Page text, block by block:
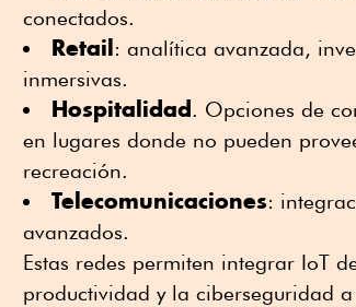
conectados.
Retail : analítica avanzada,
inmersivas.
Hospitalidad . Opciones de
en lugares donde no pueden
recreación.
Telecomunicaciones:
avanzados.
Estas redes permiten integrar IoT
productividad y la ciberseguridad a